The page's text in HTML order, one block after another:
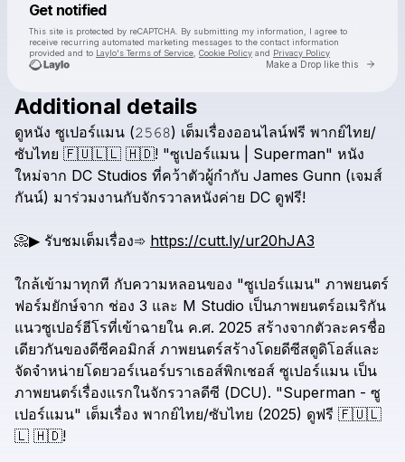
Get notified
This site is protected by reCAPTCHA. By submitting my information, I agree to
receive recurring automated marketing messages to the contact information
provided and to Laylo's Terms of Service Cookie Policy and Privacy Policy
Make a Drop like this Go
Check your texts
Make a drop like this
Additional details
ดูหนัง ซูเปอร์แมน (𝟸𝟻𝟼𝟾) เต็มเรื่องออนไลน์ฟรี พากย์ไทย/
ซับไทย 🇫​​🇺​​🇱​​🇱​ ​🇭​​🇩​! "ซูเปอร์แมน Superman" หนัง
ใหม่จาก DC Studios ที่คว้าตัวผู้กำกับ James Gunn (เจมส์
กันน์) มาร่วมงานกับจักรวาลหนังค่าย DC ดูฟรี!
📀▶ รับชมเต็มเรื่อง➾ https://cutt.ly/ur20hJA3
ใกล้เข้ามาทุกที กับความหลอนของ "ซูเปอร์แมน" ภาพยนตร์
ฟอร์มยักษ์จาก ช่อง 3 และ M Studio เป็นภาพยนตร์อเมริกัน
แนวซูเปอร์ฮีโรที่เข้าฉายใน ค.ศ. 2025 สร้างจากตัวละครชื่อ
เดียวกันของดีซีคอมิกส์ ภาพยนตร์สร้างโดยดีซีสตูดิโอส์และ
จัดจำหน่ายโดยวอร์เนอร์บราเธอส์พิกเชอส์ ซูเปอร์แมน เป็น
ภาพยนตร์เรื่องแรกในจักรวาลดีซี (DCU). "Superman - ซู
เปอร์แมน" เต็มเรื่อง พากย์ไทย/ซับไทย (2025) ดูฟรี 🇫​​🇺​​🇱​​
🇱​ ​🇭​​🇩​!